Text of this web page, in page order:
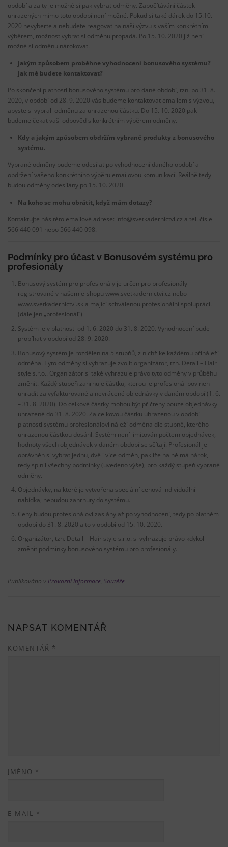
období a za ty je možné si pak vybrat odměny. Započítávání částek
uhrazených mimo toto období není možné. Pokud si také dárek do 15.10.
2020 nevyberte a nebudete reagovat na naši výzvu s vaším konkrétním
výběrem, možnost vybrat si odměnu propadá. Po 15. 10. 2020 již není
možné si odměnu nárokovat.
Jakým způsobem proběhne vyhodnocení bonusového systému?
Jak mě budete kontaktovat?
Po skončení platnosti bonusového systému pro dané období, tzn. po 31. 8.
2020, v období od 28. 9. 2020 vás budeme kontaktovat emailem s výzvou,
abyste si vybrali odměnu za uhrazenou částku. Do 15. 10. 2020 pak
budeme čekat vaši odpověď s konkrétním výběrem odměny.
Kdy a jakým způsobem obdržím vybrané produkty z bonusového
systému.
Vybrané odměny budeme odesílat po vyhodnocení daného období a
obdržení vašeho konkrétního výběru emailovou komunikací. Reálně tedy
budou odměny odesílány po 15. 10. 2020.
Na koho se mohu obrátit, když mám dotazy?
Kontaktujte nás této emailové adrese: info@svetkadernictvi.cz a tel. čísle
566 440 091 nebo 566 440 098.
Podmínky pro účast v Bonusovém systému pro
profesionály
Bonusový systém pro profesionály je určen pro profesionály
registrované v našem e-shopu www.svetkadernictvi.cz nebo
www.svetkadernictvi.sk a mající schválenou profesionální spolupráci.
(dále jen „profesionál“)
Systém je v platnosti od 1. 6. 2020 do 31. 8. 2020. Vyhodnocení bude
probíhat v období od 28. 9. 2020.
Bonusový systém je rozdělen na 5 stupňů, z nichž ke každému přináleží
odměna. Tyto odměny si vyhrazuje zvolit organizátor, tzn. Detail – Hair
style s.r.o.. Organizátor si také vyhrazuje právo tyto odměny v průběhu
změnit. Každý stupeň zahrnuje částku, kterou je profesionál povinen
uhradit za vyfakturované a nevrácené objednávky v daném období (1. 6.
– 31. 8. 2020). Do celkové částky mohou být přičteny pouze objednávky
uhrazené do 31. 8. 2020. Za celkovou částku uhrazenou v období
platnosti systému profesionálovi náleží odměna dle stupně, kterého
uhrazenou částkou dosáhl. Systém není limitován počtem objednávek,
hodnoty všech objednávek v daném období se sčítají. Profesionál je
oprávněn si vybrat jednu, dvě i více odměn, pakliže na ně má nárok,
tedy splnil všechny podmínky (uvedeno výše), pro každý stupeň vybrané
odměny.
Objednávky, na které je vytvořena speciální cenová individuální
nabídka, nebudou zahrnuty do systému.
Ceny budou profesionálovi zaslány až po vyhodnocení, tedy po platném
období do 31. 8. 2020 a to v období od 15. 10. 2020.
Organizátor, tzn. Detail – Hair style s.r.o. si vyhrazuje právo kdykoli
změnit podmínky bonusového systému pro profesionály.
Publikováno v Provozní informace, Soutěže
NAPSAT KOMENTÁŘ
KOMENTÁŘ *
JMÉNO *
E-MAIL *